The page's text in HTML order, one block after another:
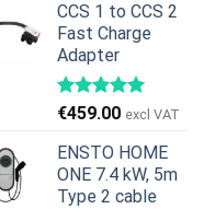
pris
var:
€269.00.
pris
er:
CCS 1 to CCS 2
Fast Charge
Adapter
€459.00 excl VAT
ENSTO HOME
ONE 7.4 kW, 5m
Type 2 cable